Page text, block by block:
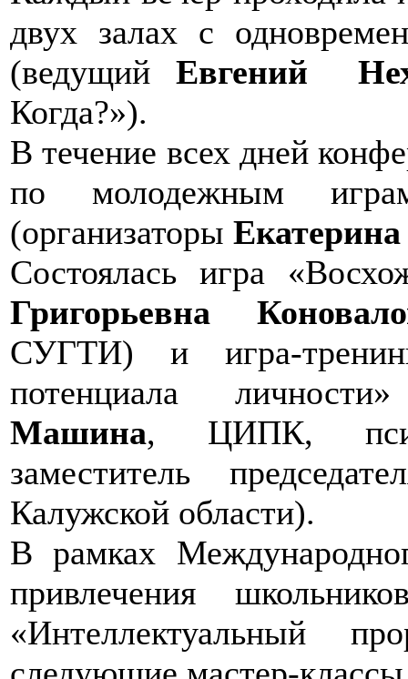
двух залах с
(ведущий Евгений
Когда?»).
В течение всех дней
по молодежным
(организаторы
Состоялась игра
Григорьевна
СУГТИ) и игра-
потенциала
Машина, ЦИПК,
заместитель
Калужской области).
В рамках
привлечения
«Интеллектуальный